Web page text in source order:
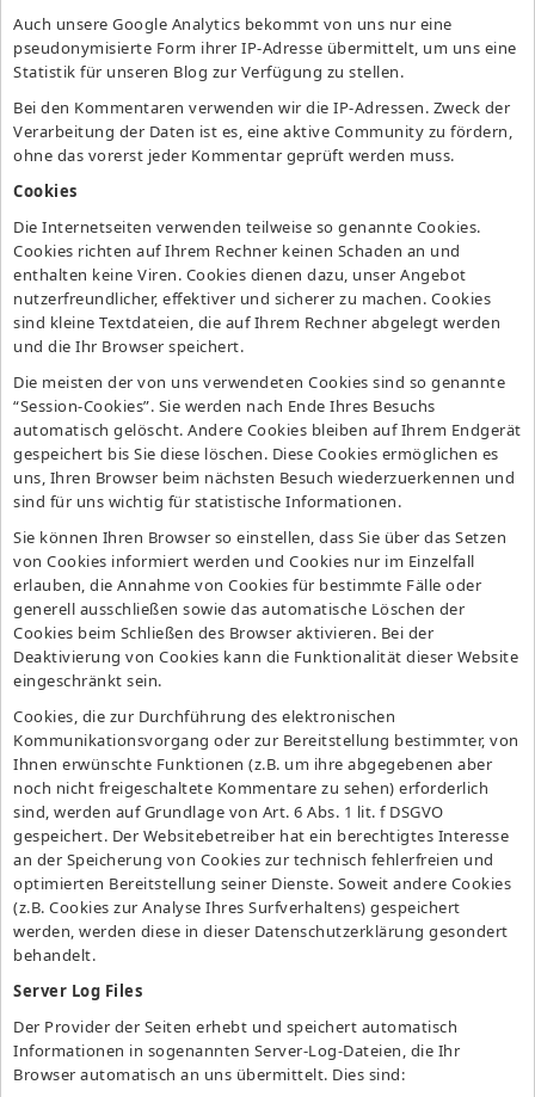
Auch unsere Google Analytics bekommt von uns nur eine
pseudonymisierte Form ihrer IP-Adresse übermittelt, um uns eine
Statistik für unseren Blog zur Verfügung zu stellen.
Bei den Kommentaren verwenden wir die IP-Adressen. Zweck der
Verarbeitung der Daten ist es, eine aktive Community zu fördern,
ohne das vorerst jeder Kommentar geprüft werden muss.
Cookies
Die Internetseiten verwenden teilweise so genannte Cookies.
Cookies richten auf Ihrem Rechner keinen Schaden an und
enthalten keine Viren. Cookies dienen dazu, unser Angebot
nutzerfreundlicher, effektiver und sicherer zu machen. Cookies
sind kleine Textdateien, die auf Ihrem Rechner abgelegt werden
und die Ihr Browser speichert.
Die meisten der von uns verwendeten Cookies sind so genannte
“Session-Cookies”. Sie werden nach Ende Ihres Besuchs
automatisch gelöscht. Andere Cookies bleiben auf Ihrem Endgerät
gespeichert bis Sie diese löschen. Diese Cookies ermöglichen es
uns, Ihren Browser beim nächsten Besuch wiederzuerkennen und
sind für uns wichtig für statistische Informationen.
Sie können Ihren Browser so einstellen, dass Sie über das Setzen
von Cookies informiert werden und Cookies nur im Einzelfall
erlauben, die Annahme von Cookies für bestimmte Fälle oder
generell ausschließen sowie das automatische Löschen der
Cookies beim Schließen des Browser aktivieren. Bei der
Deaktivierung von Cookies kann die Funktionalität dieser Website
eingeschränkt sein.
Cookies, die zur Durchführung des elektronischen
Kommunikationsvorgang oder zur Bereitstellung bestimmter, von
Ihnen erwünschte Funktionen (z.B. um ihre abgegebenen aber
noch nicht freigeschaltete Kommentare zu sehen) erforderlich
sind, werden auf Grundlage von Art. 6 Abs. 1 lit. f DSGVO
gespeichert. Der Websitebetreiber hat ein berechtigtes Interesse
an der Speicherung von Cookies zur technisch fehlerfreien und
optimierten Bereitstellung seiner Dienste. Soweit andere Cookies
(z.B. Cookies zur Analyse Ihres Surfverhaltens) gespeichert
werden, werden diese in dieser Datenschutzerklärung gesondert
behandelt.
Server Log Files
Der Provider der Seiten erhebt und speichert automatisch
Informationen in sogenannten Server-Log-Dateien, die Ihr
Browser automatisch an uns übermittelt. Dies sind: